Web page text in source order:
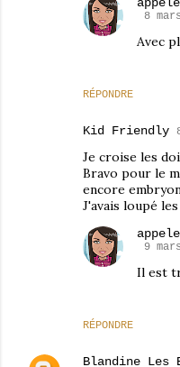
RÉPONDRE
8
Avec
Kid Friendly
Je croise les
Bravo pour le
encore
J'avais loupé
RÉPONDRE
9
Il est
Blandine Les